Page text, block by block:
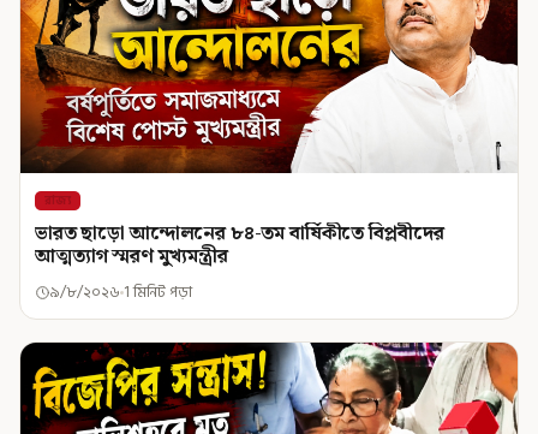
রাজ্য
ভারত ছাড়ো আন্দোলনের ৮৪-তম বার্ষিকীতে বিপ্লবীদের
আত্মত্যাগ স্মরণ মুখ্যমন্ত্রীর
৯/৮/২০২৬ 1 মিনিট পড়া